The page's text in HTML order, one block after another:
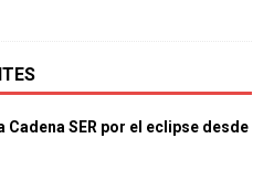
Cadena SER por el eclipse desde